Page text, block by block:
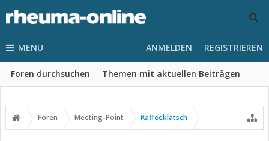
MENU
Foren durchsuchen Themen mit aktuellen Beiträgen
ANMELDEN REGISTRIEREN
Foren Meeting-Point Kaffeeklatsch